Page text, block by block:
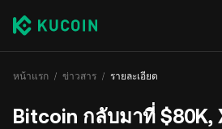
หน้าแรก ข่าวสาร รายละเอียด
Bitcoin กลับมาที่ $80K,